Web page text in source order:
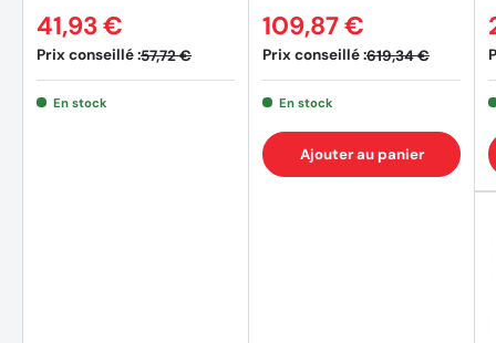
Prix conseillé :57,72 €
41,93 €
En stock
Prix conseillé :619,34 €
109,87 €
En stock
Ajouter au panier